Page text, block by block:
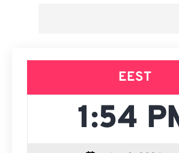
EEST